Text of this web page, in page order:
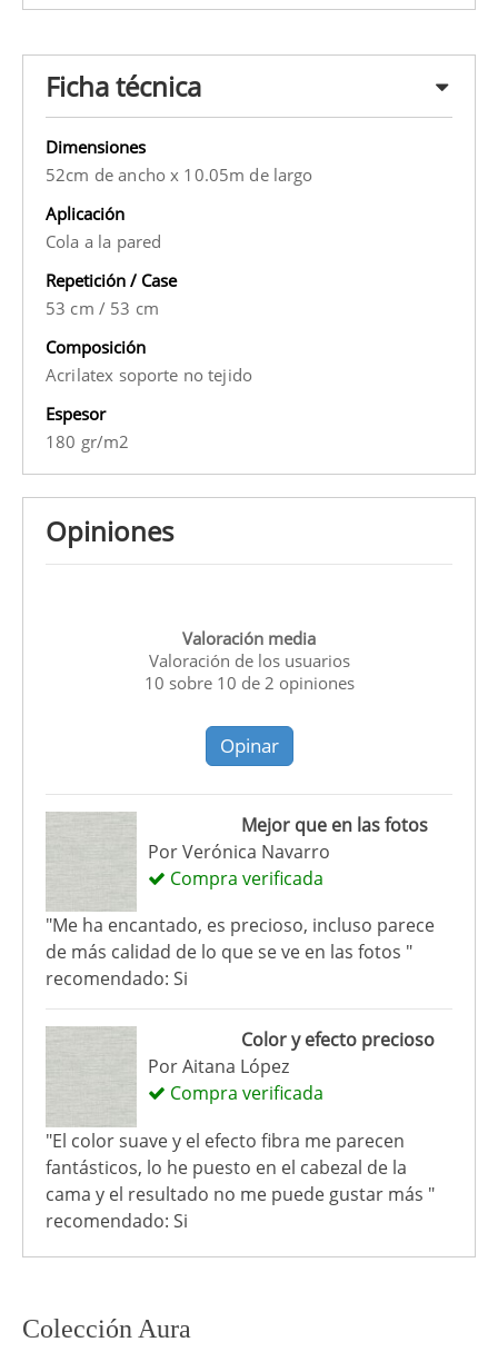
Ficha técnica
Dimensiones
52cm de ancho x 10.05m de largo
Aplicación
Cola a la pared
Repetición / Case
53 cm / 53 cm
Composición
Acrilatex soporte no tejido
Espesor
180 gr/m2
Opiniones
Valoración media
Valoración de los usuarios
10 sobre 10 de 2 opiniones
Opinar
Mejor que en las fotos
Por Verónica Navarro
Compra verificada
"Me ha encantado, es precioso, incluso parece
de más calidad de lo que se ve en las fotos "
recomendado: Si
Color y efecto precioso
Por Aitana López
Compra verificada
"El color suave y el efecto fibra me parecen
fantásticos, lo he puesto en el cabezal de la
cama y el resultado no me puede gustar más "
recomendado: Si
Colección Aura